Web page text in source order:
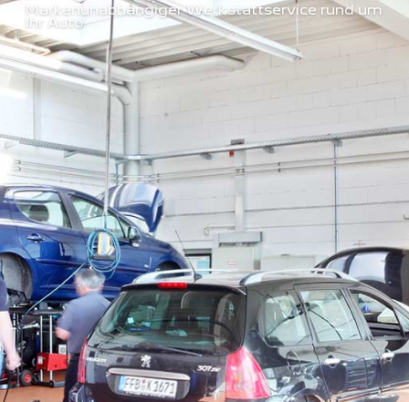
Markenunabhängiger Werkstattservice rund um
Ihr Auto